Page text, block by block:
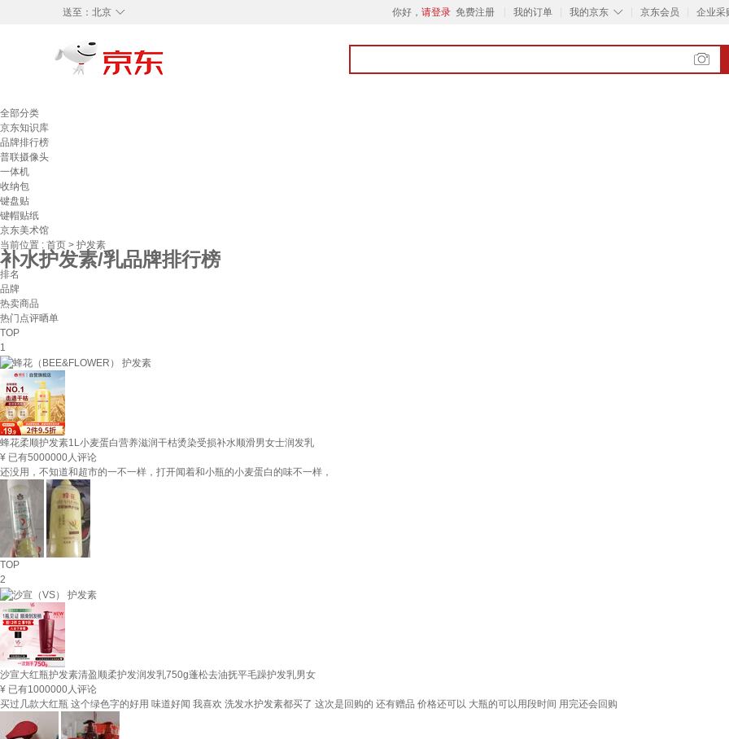
◇
送至： 北京 你好， 请登录 免费注册 我的订单 ◇
我的京东 京东会员 企业采
全部分类
京东知识库
品牌排行榜
普联摄像头
一体机
收纳包
键盘贴
键帽贴纸
京东美术馆
当前位置 : 首页 > 护发素
补水护发素/乳品牌排行榜
排名
品牌
热卖商品
热门点评晒单
TOP
1
蜂花柔顺护发素1L小麦蛋白营养滋润干枯烫染受损补水顺滑男女士润发乳
¥ 已有5000000人评论
还没用，不知道和超市的一不一样，打开闻着和小瓶的小麦蛋白的味不一样，
TOP
2
沙宣大红瓶护发素清盈顺柔护发润发乳750g蓬松去油抚平毛躁护发乳男女
¥ 已有1000000人评论
买过几款大红瓶 这个绿色字的好用 味道好闻 我喜欢 洗发水护发素都买了 这次是回购的 还有赠品 价格还可以 大瓶的可以用段时间 用完还会回购